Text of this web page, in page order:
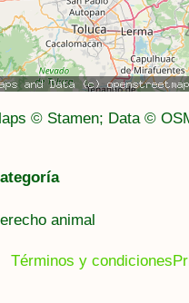
© Stamen; Data ©
animal
Términos y condiciones